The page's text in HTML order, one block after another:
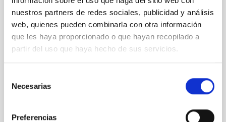
nuestros partners de redes sociales, publicidad y análisis
web, quienes pueden combinarla con otra información
que les haya proporcionado o que hayan recopilado a
partir del uso que haya hecho de sus servicios.
Necesarias
Preferencias
de la Ley 14/2011, de 1 de junio, de la Ciencia, la
Tecnología y la Innovación), fuera de convenio, por el
sistema general de acceso libre y que tendrá, entre
otras, las siguientes funciones: Dentro del equipo de
mecánica del proyecto sistema
Application deadline